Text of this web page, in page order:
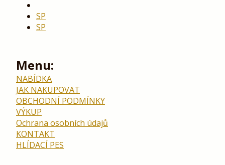
SP
SP
Menu:
NABÍDKA
JAK NAKUPOVAT
OBCHODNÍ PODMÍNKY
VÝKUP
Ochrana osobních údajů
KONTAKT
HLÍDACÍ PES